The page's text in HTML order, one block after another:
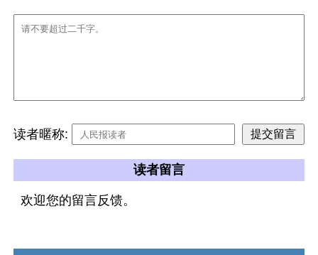
读者暱称:
读者留言
欢迎您的留言反馈。